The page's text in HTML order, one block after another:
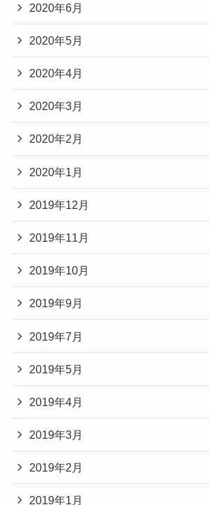
2020年6月
2020年5月
2020年4月
2020年3月
2020年2月
2020年1月
2019年12月
2019年11月
2019年10月
2019年9月
2019年7月
2019年5月
2019年4月
2019年3月
2019年2月
2019年1月